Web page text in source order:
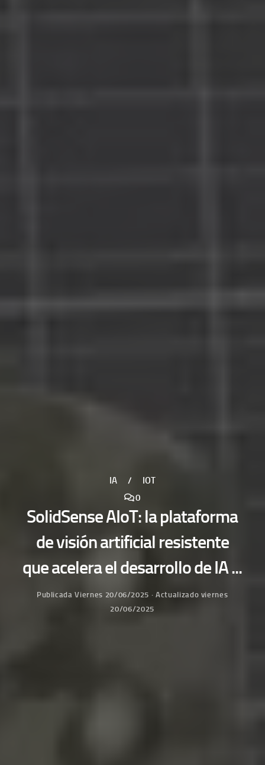
IA /
IOT
0
SolidSense AIoT: la plataforma
de visión artificial resistente
que acelera el desarrollo de IA ...
PublicadaViernes 20/06/2025 · Actualizado viernes
20/06/2025